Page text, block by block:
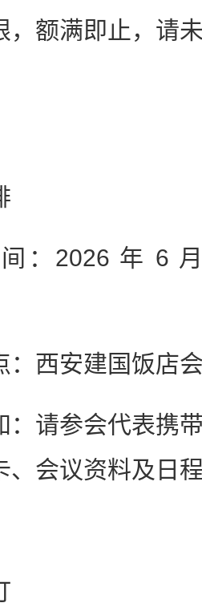
，额满即止，请
2026 年 6 月
西安建国饭店会
请参会代表携带
、会议资料及日